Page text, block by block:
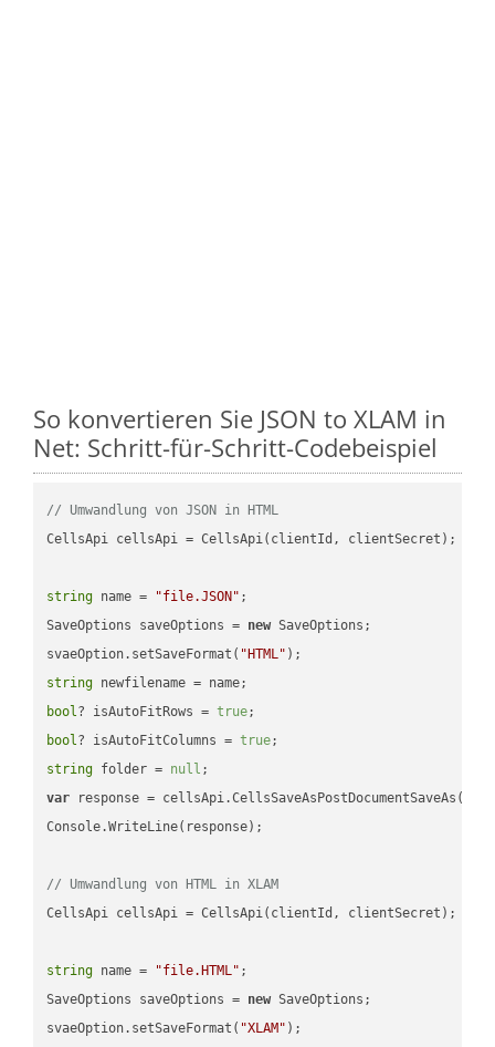
So konvertieren Sie JSON to XLAM in
Net: Schritt-für-Schritt-Codebeispiel
// Umwandlung von JSON in HTML
CellsApi cellsApi = CellsApi(clientId, clientSecret);
string name = "file.JSON" ;
SaveOptions saveOptions = new SaveOptions;
svaeOption.setSaveFormat( "HTML"
string
bool? isAutoFitRows = true
bool? isAutoFitColumns = true
string folder = null
var response =
Console.WriteLine(response);
// Umwandlung von HTML in XLAM
CellsApi cellsApi = CellsApi(clientId, clientSecret);
string name = "file.HTML" ;
SaveOptions saveOptions = new SaveOptions;
svaeOption.setSaveFormat( "XLAM"